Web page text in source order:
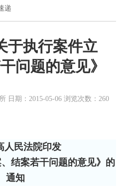
递
于执行案件立
问题的意见》
日期：2015-05-06 浏览次数：260
人民法院印发
、结案若干问题的意见》的
通知